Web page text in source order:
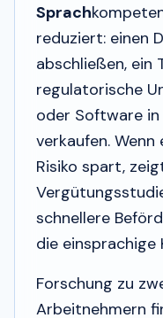
Sprach
reduziert: einen
abschließen, ein
regulatorische
oder Software
verkaufen. Wenn
Risiko spart,
schnellere
die einsprachige
Forschung zu
Arbeitnehmern